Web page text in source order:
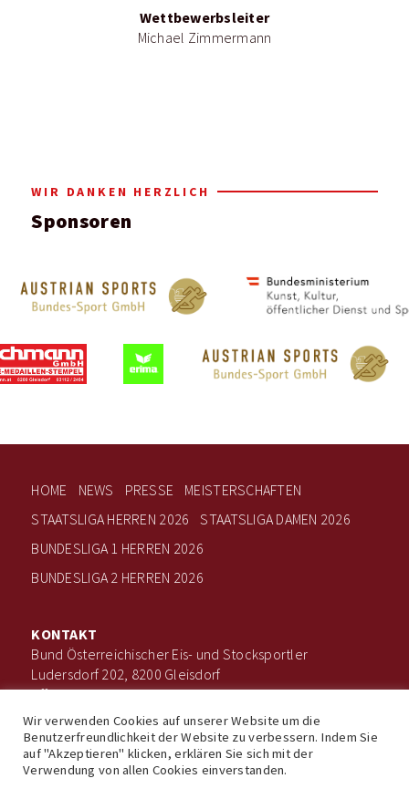
Wettbewerbsleiter
Michael Zimmermann
WIR DANKEN HERZLICH
Sponsoren
HOME NEWS PRESSE
MEISTERSCHAFTEN
STAATSLIGA HERREN 2026
STAATSLIGA DAMEN 2026
BUNDESLIGA 1 HERREN 2026
BUNDESLIGA 2 HERREN 2026
KONTAKT
Bund Österreichischer Eis- und Stocksportler
Ludersdorf 202, 8200 Gleisdorf
office@boee.at
+43 660 506 7203
Impressum Datenschutz
Wir verwenden Cookies auf unserer Website um die
Benutzerfreundlichkeit der Website zu verbessern. Indem Sie
auf "Akzeptieren" klicken, erklären Sie sich mit der
Verwendung von allen Cookies einverstanden.